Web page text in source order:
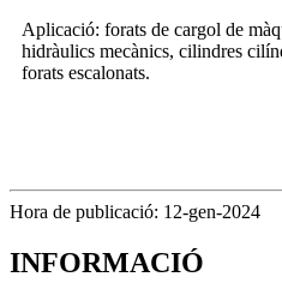
Aplicació: forats de cargol de
hidràulics mecànics, cilindres
forats escalonats.
Hora de publicació: 12-gen-2024
INFORMACIÓ